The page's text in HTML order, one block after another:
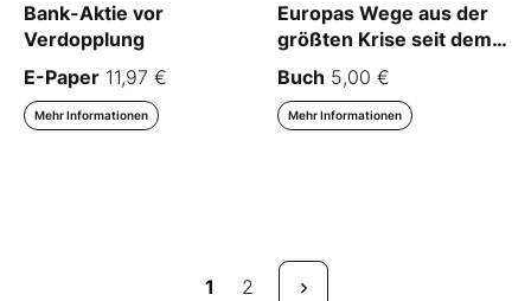
Bank-Aktie vor
Verdopplung
E-Paper 11,97 €
Mehr Informationen
Europas Wege aus der
größten Krise seit dem
Zweiten Weltkrieg
Buch 5,00 €
Mehr Informationen
1 2